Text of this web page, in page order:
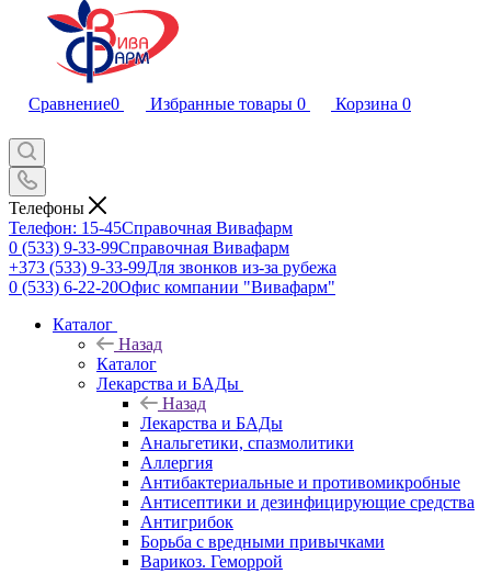
Сравнение0 Избранные товары 0 Корзина 0
Телефоны
Телефон: 15-45Справочная Вивафарм
0 (533) 9-33-99Справочная Вивафарм
+373 (533) 9-33-99Для звонков из-за рубежа
0 (533) 6-22-20Офис компании "Вивафарм"
Каталог
Назад
Каталог
Лекарства и БАДы
Назад
Лекарства и БАДы
Анальгетики, спазмолитики
Аллергия
Антибактериальные и противомикробные
Антисептики и дезинфицирующие средства
Антигрибок
Борьба с вредными привычками
Варикоз. Геморрой